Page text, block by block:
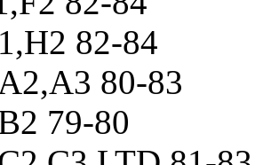
82-84
80-83
79-80